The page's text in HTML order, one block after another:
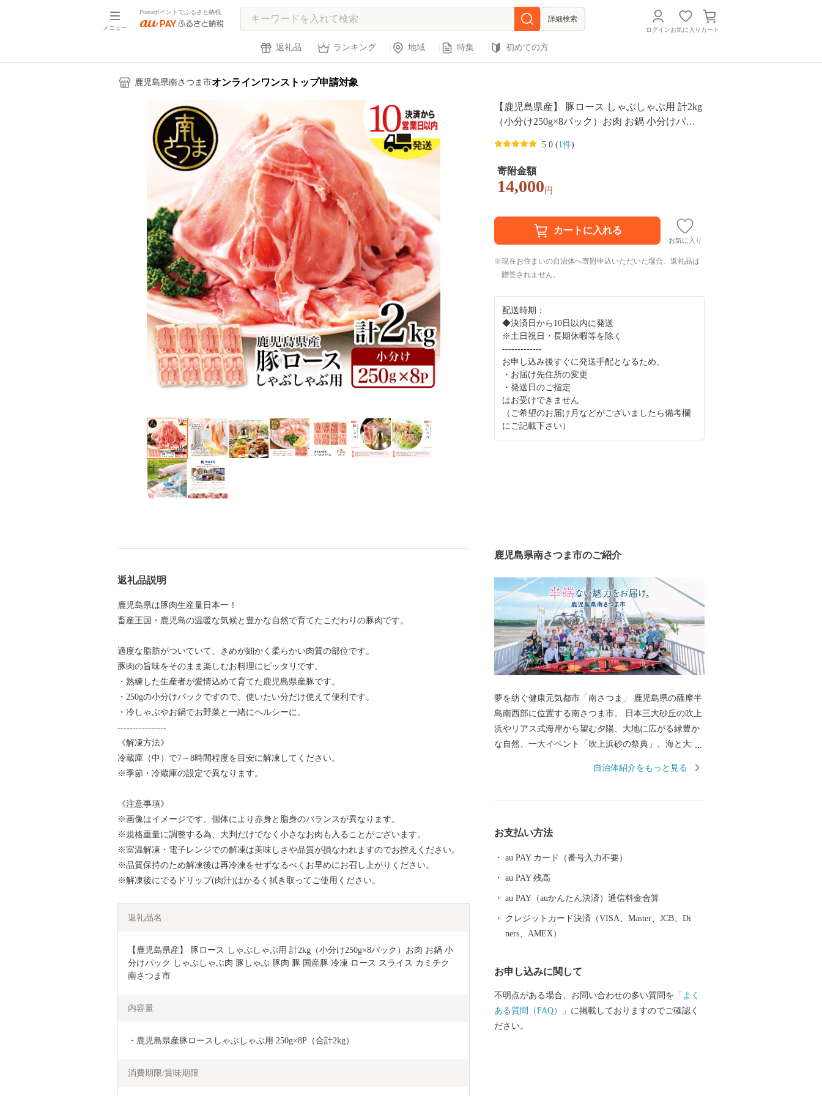
メニュー
Pontaポイントでふるさと納税
詳細検索
ログインお気に入り カート
返礼品 ランキング 地域 特集 初めての方
鹿児島県南さつま市オンラインワンストップ申請対象
【鹿児島県産】 豚ロース しゃぶしゃぶ用 計2kg
（小分け250g×8パック）お肉 お鍋 小分けパッ
ロース スライス カミチク 南さつま市
5.0 (1件)
寄附金額
14,000 円
お気に入り
現在お住まいの自治体へ寄附申込いただいた場合、返礼品は
贈答されません。
配送時期：
◆決済日から10日以内に発送
※土日祝日・長期休暇等を除く
-------------
お申し込み後すぐに発送手配となるため、
・お届け先住所の変更
・発送日のご指定
はお受けできません
（ご希望のお届け月などがございましたら備考欄
にご記載下さい）
返礼品説明
鹿児島県は豚肉生産量日本一！
畜産王国・鹿児島の温暖な気候と豊かな自然で育てたこだわりの豚肉です。
適度な脂肪がついていて、きめが細かく柔らかい肉質の部位です。
豚肉の旨味をそのまま楽しむお料理にピッタリです。
・熟練した生産者が愛情込めて育てた鹿児島県産豚です。
・250gの小分けパックですので、使いたい分だけ使えて便利です。
・冷しゃぶやお鍋でお野菜と一緒にヘルシーに。
----------------
《解凍方法》
冷蔵庫（中）で7～8時間程度を目安に解凍してください。
※季節・冷蔵庫の設定で異なります。
《注意事項》
※画像はイメージです。個体により赤身と脂身のバランスが異なります。
※規格重量に調整する為、大判だけでなく小さなお肉も入ることがございます。
※室温解凍・電子レンジでの解凍は美味しさや品質が損なわれますのでお控えください。
※品質保持のため解凍後は再冷凍をせずなるべくお早めにお召し上がりください。
※解凍後にでるドリップ(肉汁)はかるく拭き取ってご使用ください。
返礼品名
【鹿児島県産】 豚ロース しゃぶしゃぶ用 計2kg（小分け250g×8パック）お肉 お鍋 小
分けパック しゃぶしゃぶ肉 豚しゃぶ 豚肉 豚 国産豚 冷凍 ロース スライス カミチク
南さつま市
内容量
・鹿児島県産豚ロースしゃぶしゃぶ用 250g×8P（合計2kg）
消費期限/賞味期限
鹿児島県南さつま市のご紹介
夢を紡ぐ健康元気都市「南さつま」 鹿児島県の薩摩半
島南西部に位置する南さつま市。 日本三大砂丘の吹上
浜やリアス式海岸から望む夕陽、大地に広がる緑豊か
な自然、一大イベント「吹上浜砂の祭典」、海と大地
場産業など、多くの資源に恵まれています。 ふるさと
後とも、南さつま市への応援をよろしくお願いいたし
自治体紹介をもっと見る
お支払い方法
au PAY カード（番号入力不要）
au PAY 残高
au PAY（auかんたん決済）通信料金合算
クレジットカード決済（VISA、Master、JCB、Di
ners、AMEX）
お申し込みに関して
不明点がある場合、お問い合わせの多い質問を 「よく
ある質問（FAQ）」 に掲載しておりますのでご確認く
ださい。